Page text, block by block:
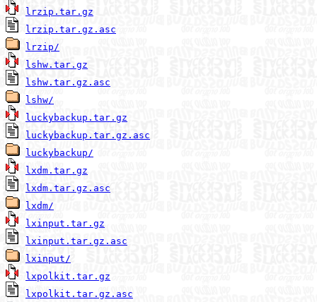
lrzip.tar.gz
lrzip.tar.gz.asc
lrzip/
lshw.tar.gz
lshw.tar.gz.asc
lshw/
luckybackup.tar.gz
luckybackup.tar.gz.asc
luckybackup/
lxdm.tar.gz
lxdm.tar.gz.asc
lxdm/
lxinput.tar.gz
lxinput.tar.gz.asc
lxinput/
lxpolkit.tar.gz
lxpolkit.tar.gz.asc